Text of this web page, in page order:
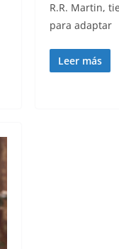
R.R. Martin,
para adaptar
Leer más